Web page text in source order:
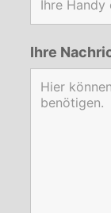
Ihre